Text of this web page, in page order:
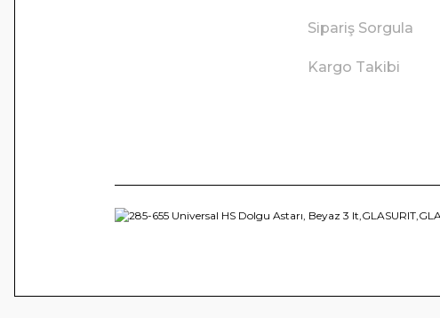
Sipariş Sorgula
Kargo Takibi